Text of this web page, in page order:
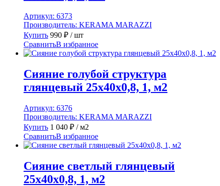
Артикул: 6373
Производитель: KERAMA MARAZZI
Купить 990 ₽ / шт
СравнитьВ избранное
Сияние голубой структура
глянцевый 25x40x0,8, 1, м2
Артикул: 6376
Производитель: KERAMA MARAZZI
Купить 1 040 ₽ / м2
СравнитьВ избранное
Сияние светлый глянцевый
25x40x0,8, 1, м2